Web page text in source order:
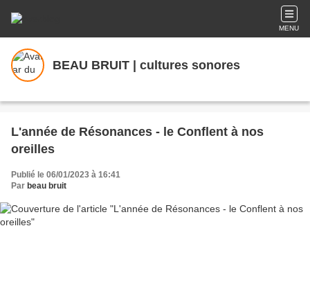
MENU
BEAU BRUIT | cultures sonores
L'année de Résonances - le Conflent à nos
oreilles
Publié le 06/01/2023 à 16:41
Par beau bruit